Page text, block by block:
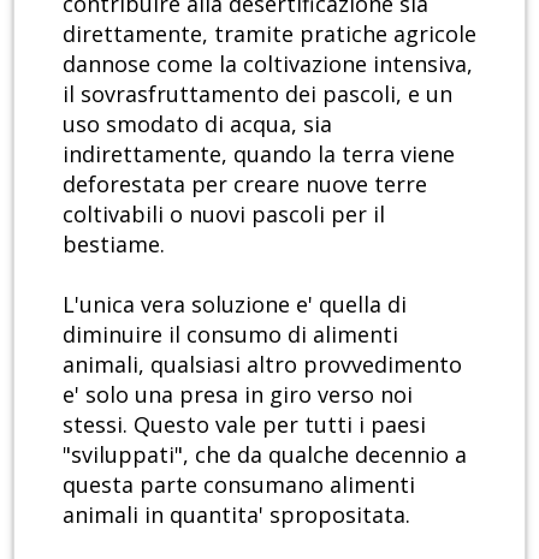
direttamente, tramite pratiche agricole
dannose come la coltivazione intensiva,
il sovrasfruttamento dei pascoli, e un
uso smodato di acqua, sia
indirettamente, quando la terra viene
deforestata per creare nuove terre
coltivabili o nuovi pascoli per il
bestiame.
L'unica vera soluzione e' quella di
diminuire il consumo di alimenti
animali, qualsiasi altro provvedimento
e' solo una presa in giro verso noi
stessi. Questo vale per tutti i paesi
"sviluppati", che da qualche decennio a
questa parte consumano alimenti
animali in quantita' spropositata.